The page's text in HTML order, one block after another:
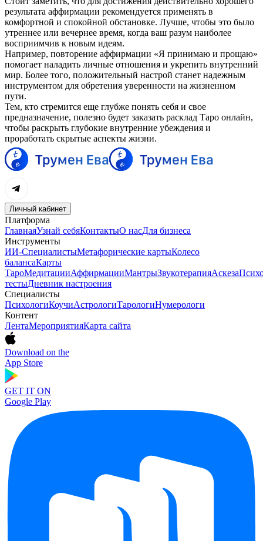
результата аффирмации рекомендуется применять в
комфортной и спокойной обстановке. Лучше, чтобы это было
утреннее или вечернее время, когда ваш разум наиболее
восприимчив к новым идеям.
Например, повторение аффирмации «Я принимаю и прощаю»
помогает наладить личные отношения и укрепить внутренний
мир. Более того, положительный настрой станет надежным
инструментом для обретения уверенности на жизненном
пути.
Тем, кто стремится еще глубже понять себя и свое
предназначение, полезно будет заказать расклад Таро онлайн,
чтобы раскрыть глубокие внутренние убеждения и
проработать скрытые аспекты жизни.
Личный кабинет
Платформа
ГлавнаяУзнай себяКонтактыО насДля бизнеса
Инструменты
ИИ-СпециалистыМетафорические картыКолесо
балансаКарты
ТароМедитацииАффирмацииМантрыЗвукотерапияАскеза
тестыДневник настроения
Специалисты
ПсихологиКоучиАстрологиТарологиНумерологи
Контент
ЛентаМероприятияКарта сайта
Download on the
App Store
GET IT ON
Google Play